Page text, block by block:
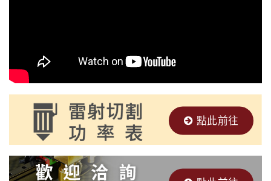
點此前往